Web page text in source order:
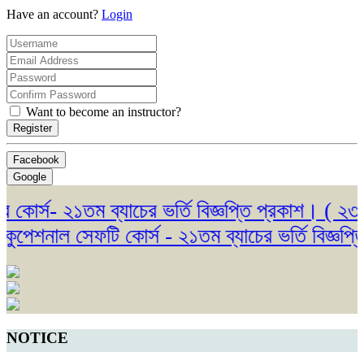
Have an account? Login
Want to become an instructor?
Register
Facebook
Google
২১তম ব্যাচের ভর্তি বিজ্ঞপ্তি প্রকাশ। ( ২৩/
সেফটি কোর্স - ২১তম ব্যাচের ভর্তি
NOTICE